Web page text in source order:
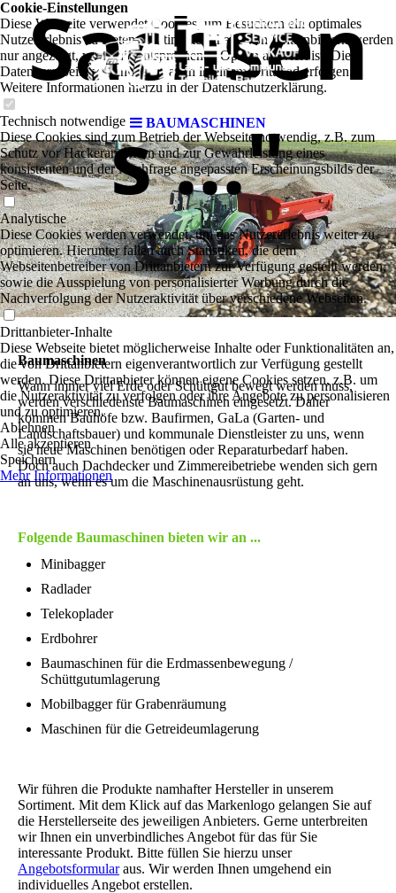
BAUMASCHINEN
Sachsen
s ..."
Baumaschinen
Wann immer viel Erde oder Schüttgut bewegt werden muss,
werden verschiedenste Baumaschinen eingesetzt. Daher
kommen Bauhöfe bzw. Baufirmen, GaLa (Garten- und
Landschaftsbauer) und kommunale Dienstleister zu uns, wenn
sie neue Maschinen benötigen oder Reparaturbedarf haben.
Doch auch Dachdecker und Zimmereibetriebe wenden sich gern
an uns, wenn es um die Maschinenausrüstung geht.
Folgende Baumaschinen bieten wir an ...
Minibagger
Radlader
Telekoplader
Erdbohrer
Baumaschinen für die Erdmassenbewegung /
Schüttgutumlagerung
Mobilbagger für Grabenräumung
Maschinen für die Getreideumlagerung
Wir führen die Produkte namhafter Hersteller in unserem
Sortiment. Mit dem Klick auf das Markenlogo gelangen Sie auf
die Herstellerseite des jeweiligen Anbieters. Gerne unterbreiten
wir Ihnen ein unverbindliches Angebot für das für Sie
interessante Produkt. Bitte füllen Sie hierzu unser
Angebotsformularaus. Wir werden Ihnen umgehend ein
individuelles Angebot erstellen.
Cookie-Einstellungen
Diese Webseite verwendet Cookies, um Besuchern ein optimales
Nutzererlebnis zu bieten. Bestimmte Inhalte von Drittanbietern werden
nur angezeigt, wenn die entsprechende Option aktiviert ist. Die
Datenverarbeitung kann dann auch in einem Drittland erfolgen.
Weitere Informationen hierzu in der Datenschutzerklärung.
Technisch notwendige
Diese Cookies sind zum Betrieb der Webseite notwendig, z.B. zum
Schutz vor Hackerangriffen und zur Gewährleistung eines
konsistenten und der Nachfrage angepassten Erscheinungsbilds der
Seite.
Analytische
Diese Cookies werden verwendet, um das Nutzererlebnis weiter zu
optimieren. Hierunter fallen auch Statistiken, die dem
Webseitenbetreiber von Drittanbietern zur Verfügung gestellt werden,
sowie die Ausspielung von personalisierter Werbung durch die
Nachverfolgung der Nutzeraktivität über verschiedene Webseiten.
Drittanbieter-Inhalte
Diese Webseite bietet möglicherweise Inhalte oder Funktionalitäten an,
die von Drittanbietern eigenverantwortlich zur Verfügung gestellt
werden. Diese Drittanbieter können eigene Cookies setzen, z.B. um
die Nutzeraktivität zu verfolgen oder ihre Angebote zu personalisieren
und zu optimieren.
Ablehnen
Alle akzeptieren
Speichern
Mehr Informationen